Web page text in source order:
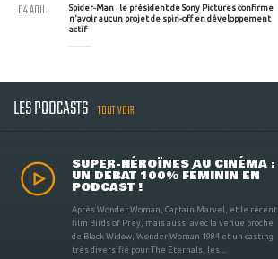
Spider-Man : le président de Sony Pictures confirme
n'avoir aucun projet de spin-off en développement
actif
04 AOU
LES PODCASTS TOUT VOIR
SUPER-HÉROÏNES AU CINÉMA :
UN DÉBAT 100% FÉMININ EN
PODCAST !
Après Wonder Woman, Captain Marvel, et le récent
film Birds of Prey, mais aussi avec la venue proche
de Black Widow, Wonder Woman 1984 et un casting
très diversifié pour The Eternals, les ...